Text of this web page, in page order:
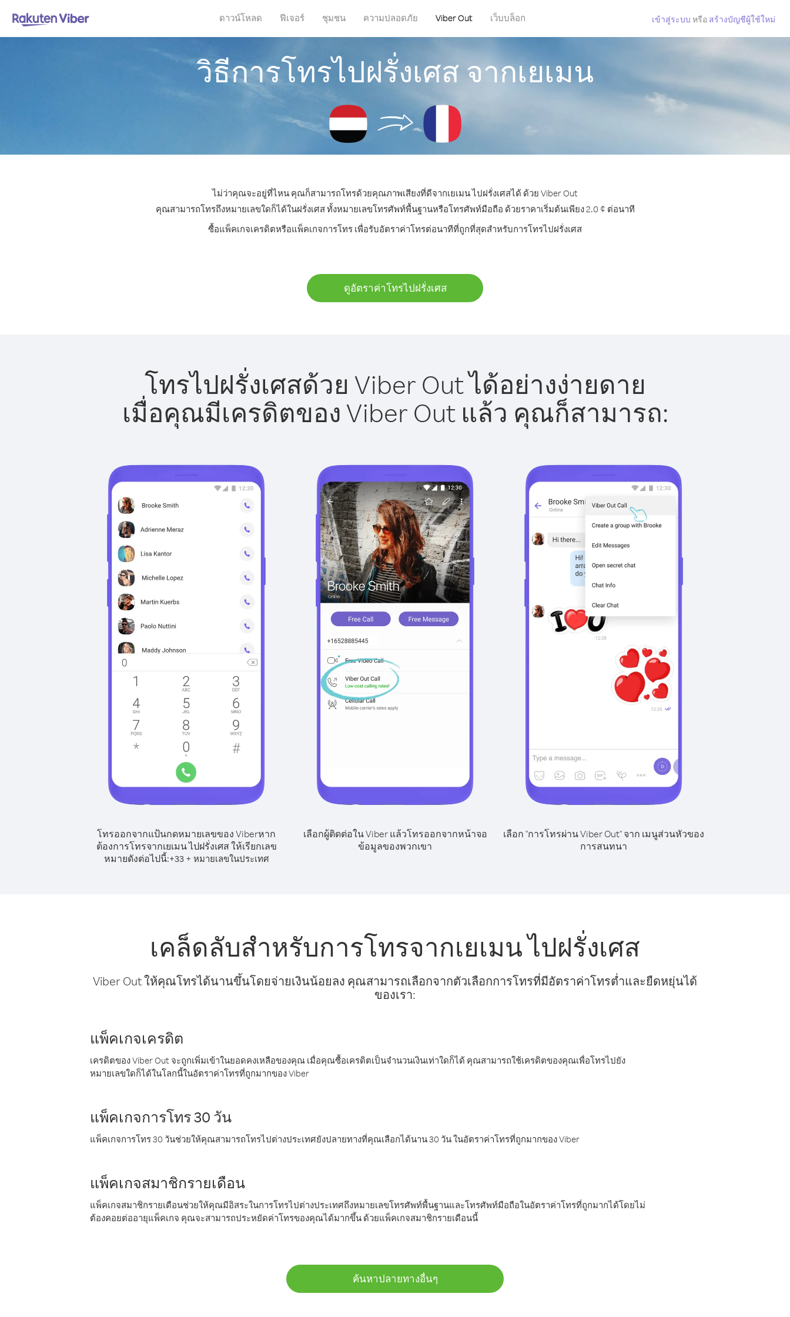
ดาวน์โหลด ฟีเจอร์ ชุมชน ความปลอดภัย Viber Out เว็บบล็อก เข้าสู่ระบบ หรือ สร้างบัญชีผู้ใช้ใหม่
วิธีการโทรไปฝรั่งเศส จากเยเมน
ไม่ว่าคุณจะอยู่ที่ไหน คุณก็สามารถโทรด้วยคุณภาพเสียงที่ดีจากเยเมน ไปฝรั่งเศสได้ ด้วย Viber Out
คุณสามารถโทรถึงหมายเลขใดก็ได้ในฝรั่งเศส ทั้งหมายเลขโทรศัพท์พื้นฐานหรือโทรศัพท์มือถือ ด้วยราคาเริ่มต้นเพียง 2.0 ¢ ต่อนาที
ซื้อแพ็คเกจเครดิตหรือแพ็คเกจการโทร เพื่อรับอัตราค่าโทรต่อนาทีที่ถูกที่สุดสำหรับการโทรไปฝรั่งเศส
ดูอัตราค่าโทรไปฝรั่งเศส
โทรไปฝรั่งเศสด้วย Viber Out ได้อย่างง่ายดาย
เมื่อคุณมีเครดิตของ Viber Out แล้ว คุณก็สามารถ:
โทรออกจากแป้นกดหมายเลขของ Viberหาก
ต้องการโทรจากเยเมน ไปฝรั่งเศส ให้เรียกเลข
หมายดังต่อไปนี้:+33+ หมายเลขในประเทศ
เลือกผู้ติดต่อใน Viber แล้วโทรออกจากหน้าจอ
ข้อมูลของพวกเขา
เลือก "การโทรผ่าน Viber Out" จาก เมนูส่วนหัวของ
การสนทนา
เคล็ดลับสำหรับการโทรจากเยเมน ไปฝรั่งเศส
Viber Out ให้คุณโทรได้นานขึ้นโดยจ่ายเงินน้อยลง คุณสามารถเลือกจากตัวเลือกการโทรที่มีอัตราค่าโทรต่ำและยืดหยุ่นได้
ของเรา:
แพ็คเกจเครดิต
เครดิตของ Viber Out จะถูกเพิ่มเข้าในยอดคงเหลือของคุณ เมื่อคุณซื้อเครดิตเป็นจำนวนเงินเท่าใดก็ได้ คุณสามารถใช้เครดิตของคุณเพื่อโทรไปยัง
หมายเลขใดก็ได้ในโลกนี้ในอัตราค่าโทรที่ถูกมากของ Viber
แพ็คเกจการโทร 30 วัน
แพ็คเกจการโทร 30 วันช่วยให้คุณสามารถโทรไปต่างประเทศยังปลายทางที่คุณเลือกได้นาน 30 วัน ในอัตราค่าโทรที่ถูกมากของ Viber
แพ็คเกจสมาชิกรายเดือน
แพ็คเกจสมาชิกรายเดือนช่วยให้คุณมีอิสระในการโทรไปต่างประเทศถึงหมายเลขโทรศัพท์พื้นฐานและโทรศัพท์มือถือในอัตราค่าโทรที่ถูกมากได้โดยไม่
ต้องคอยต่ออายุแพ็คเกจ คุณจะสามารถประหยัดค่าโทรของคุณได้มากขึ้น ด้วยแพ็คเกจสมาชิกรายเดือนนี้
ค้นหาปลายทางอื่นๆ